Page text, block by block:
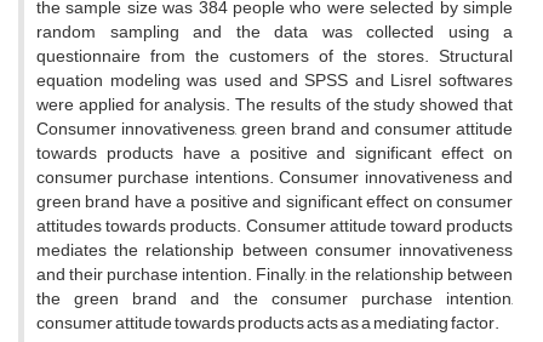
the sample size was 384 people who were selected by simple
random sampling and the data was collected using a
questionnaire from the customers of the stores. Structural
equation modeling was used and SPSS and Lisrel softwares
were applied for analysis. The results of the study showed that
Consumer innovativeness, green brand and consumer attitude
towards products have a positive and significant effect on
consumer purchase intentions. Consumer innovativeness and
green brand have a positive and significant effect on consumer
attitudes towards products. Consumer attitude toward products
mediates the relationship between consumer innovativeness
and their purchase intention. Finally, in the relationship between
the green brand and the consumer purchase intention,
consumer attitude towards products acts as a mediating factor.